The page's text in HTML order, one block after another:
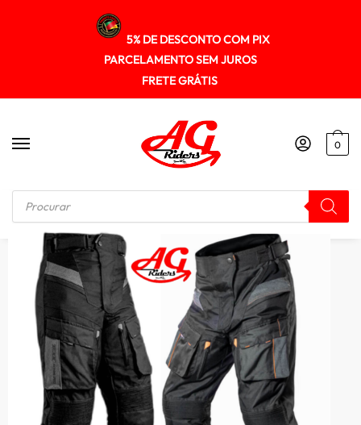
5% DE DESCONTO COM PIX
PARCELAMENTO SEM JUROS
FRETE GRÁTIS
0
Início / CALÇA Calca Texx Armor Masculina Bigtrail Impermeável Térmica